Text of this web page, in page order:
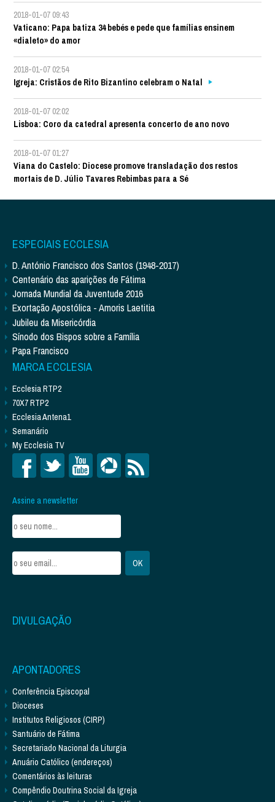
2018-01-07 09:43
Vaticano: Papa batiza 34 bebés e pede que famílias ensinem
«dialeto» do amor
2018-01-07 02:54
Igreja: Cristãos de Rito Bizantino celebram o Natal
2018-01-07 02:02
Lisboa: Coro da catedral apresenta concerto de ano novo
2018-01-07 01:27
Viana do Castelo: Diocese promove transladação dos restos
mortais de D. Júlio Tavares Rebimbas para a Sé
ESPECIAIS ECCLESIA
D. António Francisco dos Santos (1948-2017)
Centenário das aparições de Fátima
Jornada Mundial da Juventude 2016
Exortação Apostólica - Amoris Laetitia
Jubileu da Misericórdia
Sínodo dos Bispos sobre a Família
Papa Francisco
MARCA ECCLESIA
Ecclesia RTP2
70X7 RTP2
Ecclesia Antena1
Semanário
My Ecclesia TV
Assine a newsletter
DIVULGAÇÃO
APONTADORES
Conferência Episcopal
Dioceses
Institutos Religiosos (CIRP)
Santuário de Fátima
Secretariado Nacional da Liturgia
Anuário Católico (endereços)
Comentários às leituras
Compêndio Doutrina Social da Igreja